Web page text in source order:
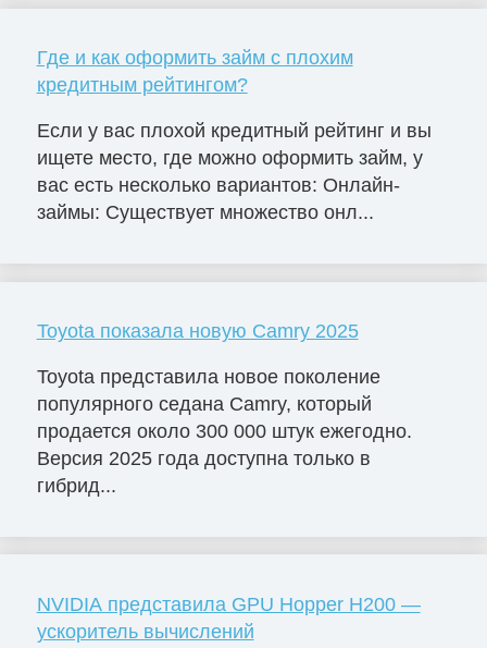
Где и как оформить займ с плохим
кредитным рейтингом?
Если у вас плохой кредитный рейтинг и вы
ищете место, где можно оформить займ, у
вас есть несколько вариантов: Онлайн-
займы: Существует множество онл...
Toyota показала новую Camry 2025
Toyota представила новое поколение
популярного седана Camry, который
продается около 300 000 штук ежегодно.
Версия 2025 года доступна только в
гибрид...
NVIDIA представила GPU Hopper H200 —
ускоритель вычислений